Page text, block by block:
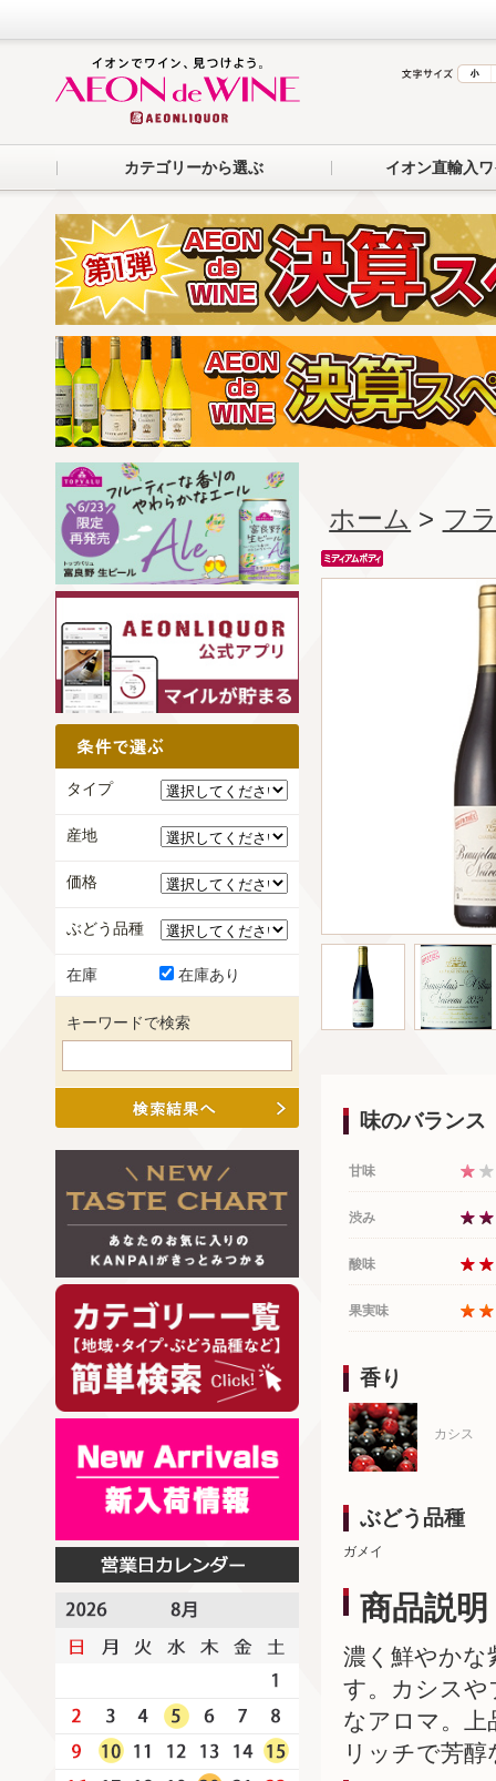
カテゴリーから選ぶ イオン直輸入
ホーム > フ
味のバランス
甘味
渋み
酸味
果実味
香り
カシス
ぶどう品種
ガメイ
商品説明
濃く鮮やかな
す。カシスや
なアロマ。上
リッチで芳
タイプ
産地
価格
ぶどう品種
在庫 在庫あり
キーワードで検索